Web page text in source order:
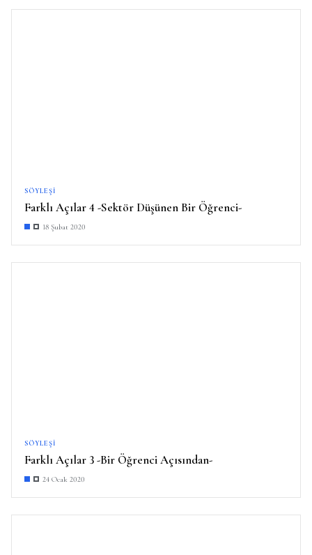
SÖYLEŞI
Farklı Açılar 4 -Sektör Düşünen Bir Öğrenci-
18 Şubat 2020
SÖYLEŞI
Farklı Açılar 3 -Bir Öğrenci Açısından-
24 Ocak 2020